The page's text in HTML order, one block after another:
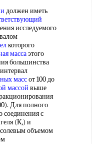
должен иметь
исследуемого
которого
массаэтого
большинства
массот 100 до
массой выше
Для полного
соединения с
(К,) и
объемом